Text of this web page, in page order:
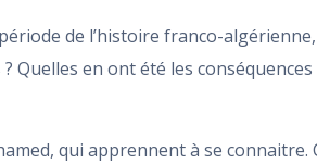
de l’histoire franco-
Quelles en ont été les
qui apprennent à se